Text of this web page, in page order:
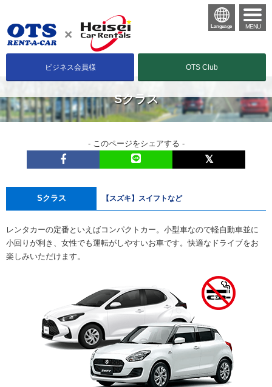
OTS Club
ビジネス会員様
Language MENU
Sクラス
- このページをシェアする -
Sクラス 【スズキ】スイフトなど
レンタカーの定番といえばコンパクトカー。小型車なので軽自動車並に
小回りが利き、女性でも運転がしやすいお車です。快適なドライブをお
楽しみいただけます。